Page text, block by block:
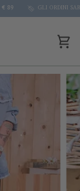
GLI ORDINI